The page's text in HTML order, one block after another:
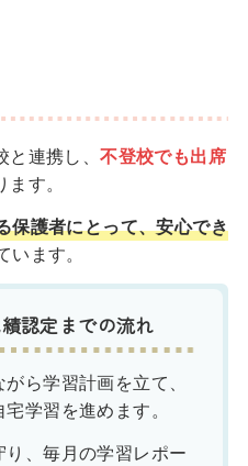
と連携し、不登校でも出席
す。
保護者にとって、安心でき
います。
認定までの流れ
ら学習計画を立て、
学習を進めます。
、毎月の学習レポー